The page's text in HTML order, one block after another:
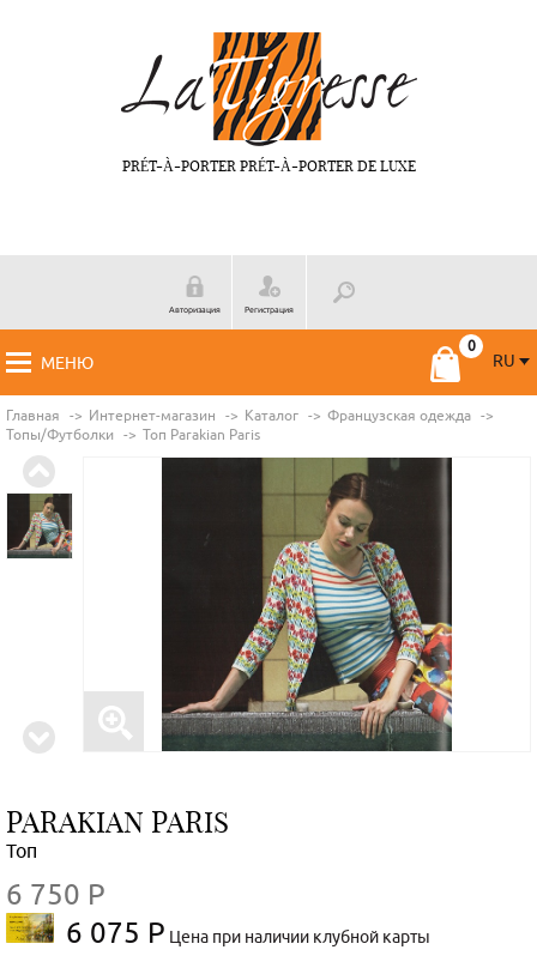
PRÉT-À-PORTER PRÉT-À-PORTER DE LUXE
Авторизация Регистрация
МЕНЮ
RU
Главная Интернет-магазин Каталог
Французская одежда
Топы/Футболки
Топ Parakian Paris
PARAKIAN PARIS
Топ
6 750 Р
6 075 Р Цена при наличии клубной карты